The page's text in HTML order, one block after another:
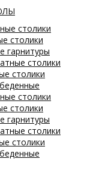
столики
столики
гарнитуры
столики
столики
столики
столики
гарнитуры
столики
столики